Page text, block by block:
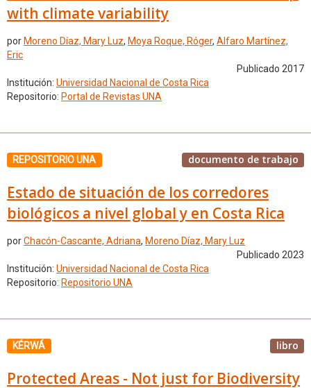
with climate variability
por Moreno Díaz, Mary Luz, Moya Roque, Róger, Alfaro Martínez,
Eric
Publicado 2017
Institución: Universidad Nacional de Costa Rica
Repositorio: Portal de Revistas UNA
REPOSITORIO UNA documento de trabajo
Estado de situación de los corredores
biológicos a nivel global y en Costa Rica
porChacón-Cascante, Adriana, Moreno Díaz, Mary Luz
Publicado 2023
Institución: Universidad Nacional de Costa Rica
Repositorio: Repositorio UNA
KÉRWÁ libro
Protected Areas - Not just for Biodiversity